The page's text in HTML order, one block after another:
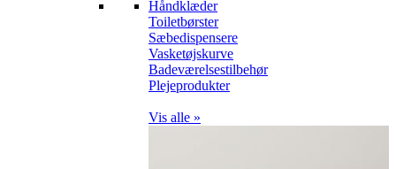
Håndklæder
Toiletbørster
Sæbedispensere
Vasketøjskurve
Badeværelsestilbehør
Plejeprodukter
Vis alle »